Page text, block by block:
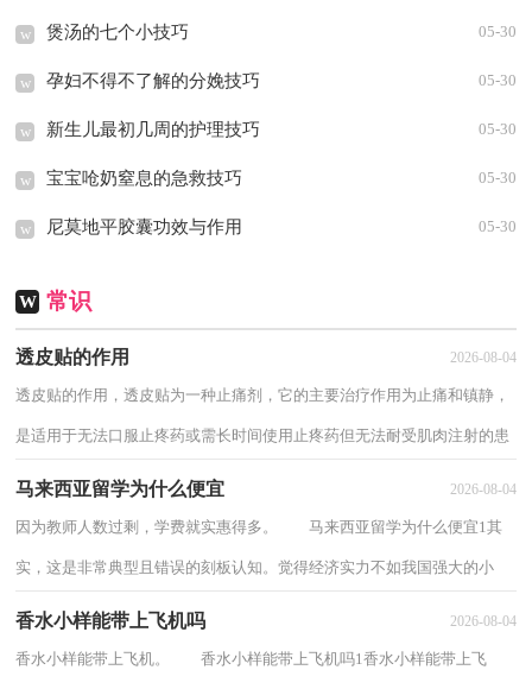
w 煲汤的七个小技巧 05-30
w 孕妇不得不了解的分娩技巧 05-30
w 新生儿最初几周的护理技巧 05-30
w 宝宝呛奶窒息的急救技巧 05-30
w 尼莫地平胶囊功效与作用 05-30
W 常识
透皮贴的作用 2026-08-04
透皮贴的作用，透皮贴为一种止痛剂，它的主要治疗作用为止痛和镇静，
是适用于无法口服止疼药或需长时间使用止疼药但无法耐受肌肉注射的患
者最佳选择，下面分享透皮贴的作用。 透...
马来西亚留学为什么便宜 2026-08-04
因为教师人数过剩，学费就实惠得多。 马来西亚留学为什么便宜1其
实，这是非常典型且错误的刻板认知。觉得经济实力不如我国强大的小
国，教育水平也一定不行。殊不知，2019年联合...
香水小样能带上飞机吗 2026-08-04
香水小样能带上飞机。 香水小样能带上飞机吗1香水小样能带上飞